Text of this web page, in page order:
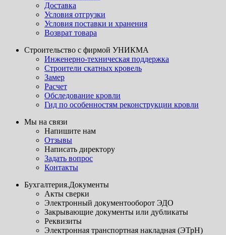
Доставка
Условия отгрузки
Условия поставки и хранения
Возврат товара
Строительство с фирмой УНИКМА
Инженерно-техническая поддержка
Строители скатных кровель
Замер
Расчет
Обследование кровли
Гид по особенностям реконструкции кровли
Мы на связи
Напишите нам
Отзывы
Написать директору
Задать вопрос
Контакты
Бухгалтерия.Документы
Акты сверки
Электронный документооборот ЭДО
Закрывающие документы или дубликаты
Реквизиты
Электронная транспортная накладная (ЭТрН)